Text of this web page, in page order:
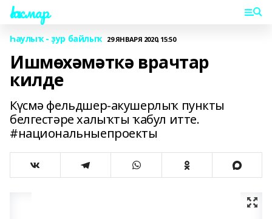
Һаҡмар
Һаулыҡ - ҙур байлыҡ 29 ЯНВАРЯ 2020, 15:50
Ишмөхәмәткә врачтар
килде
Күсмә фельдшер-акушерлыҡ пункты
белгестәре халыҡты ҡабул итте.
#национальныепроекты